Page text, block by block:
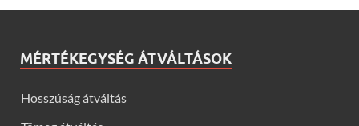
MÉRTÉKEGYSÉG ÁTVÁLTÁSOK
Hosszúság átváltás